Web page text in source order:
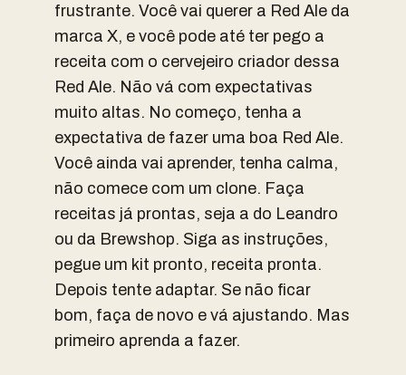
frustrante. Você vai querer a Red Ale da
marca X, e você pode até ter pego a
receita com o cervejeiro criador dessa
Red Ale. Não vá com expectativas
muito altas. No começo, tenha a
expectativa de fazer uma boa Red Ale.
Você ainda vai aprender, tenha calma,
não comece com um clone. Faça
receitas já prontas, seja a do Leandro
ou da Brewshop. Siga as instruções,
pegue um kit pronto, receita pronta.
Depois tente adaptar. Se não ficar
bom, faça de novo e vá ajustando. Mas
primeiro aprenda a fazer.